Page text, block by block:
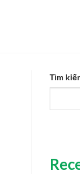
Tìm